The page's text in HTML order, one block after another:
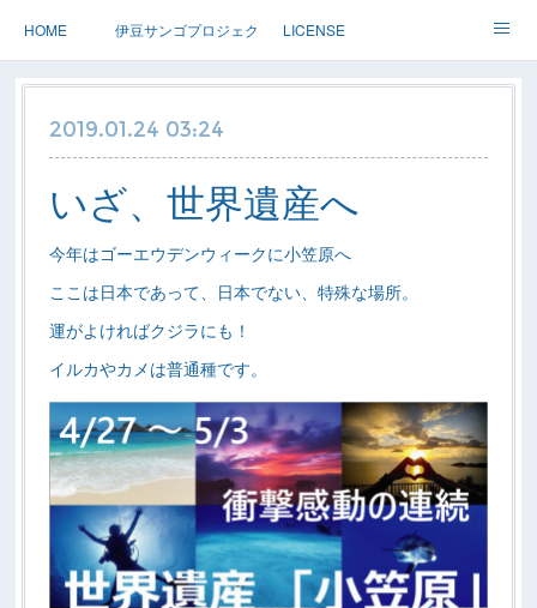
HOME 伊豆サンゴプロジェクト LICENSE
体験ダイブ 親子ダイブ ステップアップ ツアー情報
2019.01.24 03:24
いざ、世界遺産へ
今年はゴーエウデンウィークに小笠原へ
ここは日本であって、日本でない、特殊な場所。
運がよければクジラにも！
イルカやカメは普通種です。